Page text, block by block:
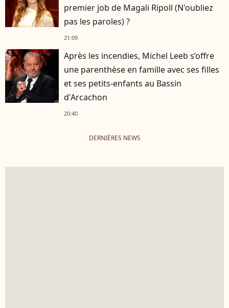
premier job de Magali Ripoll (N'oubliez
pas les paroles) ?
21:09
Après les incendies, Michel Leeb s’offre
une parenthèse en famille avec ses filles
et ses petits-enfants au Bassin
d'Arcachon
20:40
DERNIÈRES NEWS